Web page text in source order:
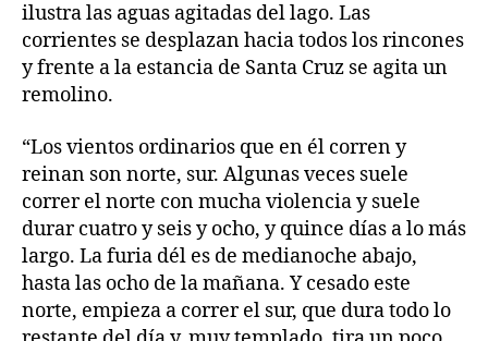
ilustra las aguas agitadas del lago. Las
corrientes se desplazan hacia todos los rincones
y frente a la estancia de Santa Cruz se agita un
remolino.
“Los vientos ordinarios que en él corren y
reinan son norte, sur. Algunas veces suele
correr el norte con mucha violencia y suele
durar cuatro y seis y ocho, y quince días a lo más
largo. La furia dél es de medianoche abajo,
hasta las ocho de la mañana. Y cesado este
norte, empieza a correr el sur, que dura todo lo